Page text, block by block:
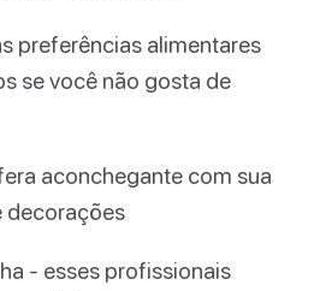
preferências alimentares
se você não gosta de
aconchegante com sua
decorações
- esses profissionais